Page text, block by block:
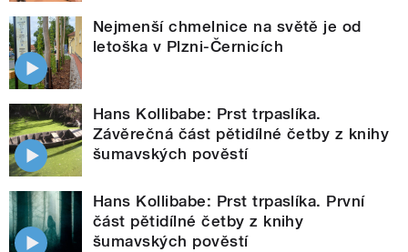
Nejmenší chmelnice na světě je od
letoška v Plzni-Černicích
Hans Kollibabe: Prst trpaslíka.
Závěrečná část pětidílné četby z knihy
šumavských pověstí
Hans Kollibabe: Prst trpaslíka. První
část pětidílné četby z knihy
šumavských pověstí